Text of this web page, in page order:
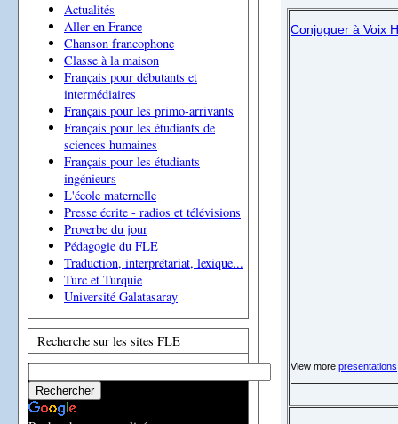
Actualités
Aller en France
Chanson francophone
Classe à la maison
Français pour débutants et
intermédiaires
Français pour les primo-arrivants
Français pour les étudiants de
sciences humaines
Français pour les étudiants
ingénieurs
L'école maternelle
Presse écrite - radios et télévisions
Proverbe du jour
Pédagogie du FLE
Traduction, interprétariat, lexique...
Turc et Turquie
Université Galatasaray
Recherche sur les sites FLE
Conjuguer à Voix
View more presentations